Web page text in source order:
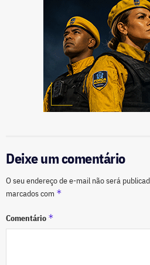
Deixe um comentário
O seu endereço de e-mail não será
marcados com *
Comentário *